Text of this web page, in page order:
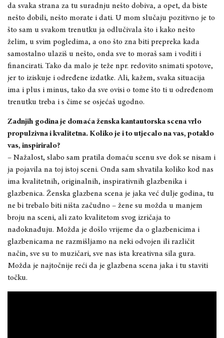
da svaka strana za tu suradnju nešto dobiva, a opet, da biste
nešto dobili, nešto morate i dati. U mom slučaju pozitivno je to
što sam u svakom trenutku ja odlučivala što i kako nešto
želim, u svim pogledima, a ono što zna biti prepreka kada
samostalno ulaziš u nešto, onda sve to moraš sam i voditi i
financirati. Tako da malo je teže npr. redovito snimati spotove,
jer to iziskuje i određene izdatke. Ali, kažem, svaka situacija
ima i plus i minus, tako da sve ovisi o tome što ti u određenom
trenutku treba i s čime se osjećaš ugodno.
Zadnjih godina je domaća ženska kantautorska scena vrlo
propulzivna i kvalitetna. Koliko je i to utjecalo na vas, potaklo
vas, inspiriralo?
– Nažalost, slabo sam pratila domaću scenu sve dok se nisam i
ja pojavila na toj istoj sceni. Onda sam shvatila koliko kod nas
ima kvalitetnih, originalnih, inspirativnih glazbenika i
glazbenica. Ženska glazbena scena je jaka već dulje godina, tu
ne bi trebalo biti ništa začudno – žene su možda u manjem
broju na sceni, ali zato kvalitetom svog izričaja to
nadoknađuju. Možda je došlo vrijeme da o glazbenicima i
glazbenicama ne razmišljamo na neki odvojen ili različit
način, sve su to muzičari, sve nas ista kreativna sila gura.
Možda je najtočnije reći da je glazbena scena jaka i tu staviti
točku.